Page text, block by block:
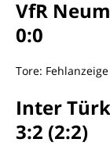
VfR
0:0
Tore: Fehlanzeige
Inter
3:2 (2:2)